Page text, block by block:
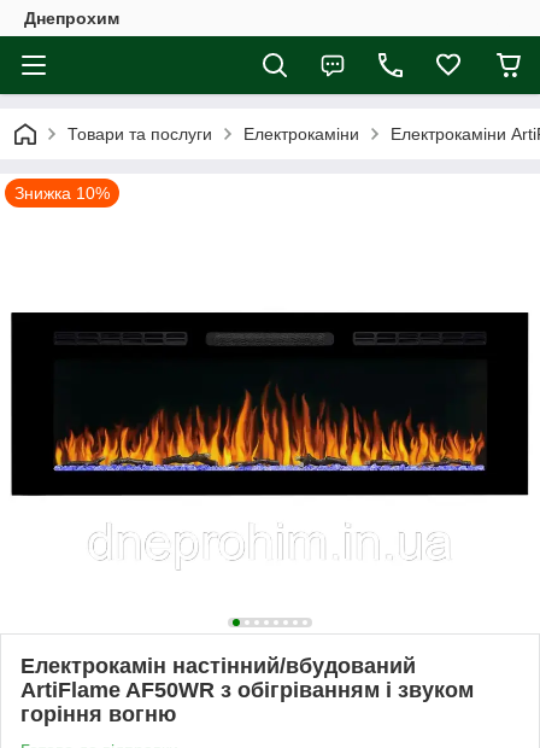
Днепрохим
Товари та послуги Електрокаміни Електрокаміни
Знижка 10%
Електрокамін настінний/вбудований
ArtiFlame AF50WR з обігріванням і звуком
горіння вогню